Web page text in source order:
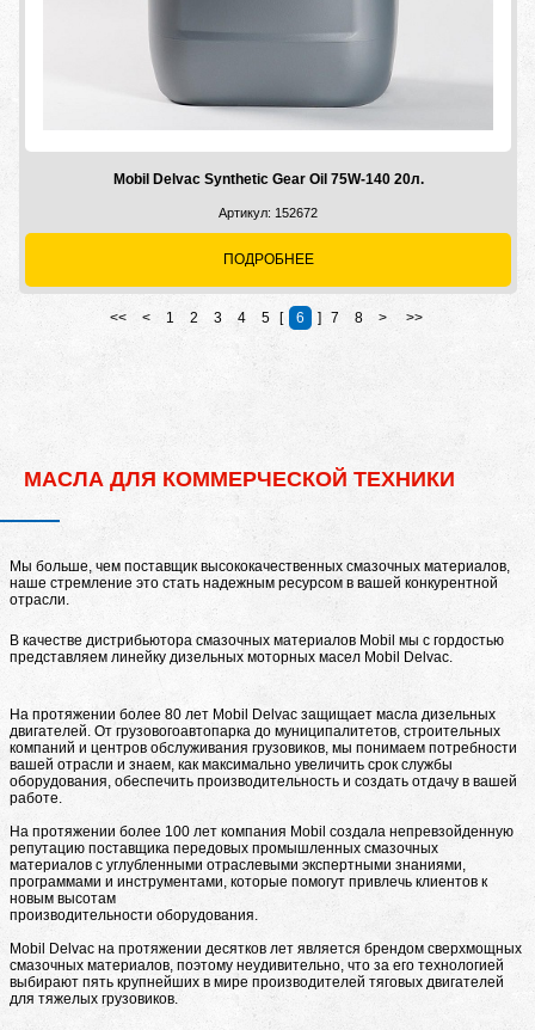
Mobil Delvac Synthetic Gear Oil 75W-140 20л.
Артикул: 152672
ПОДРОБНЕЕ
<< < 1 2 3 4 5 [ 6 ] 7 8 > >>
МАСЛА ДЛЯ КОММЕРЧЕСКОЙ ТЕХНИКИ
Мы больше, чем поставщик высококачественных смазочных материалов,
наше стремление это стать надежным ресурсом в вашей конкурентной
отрасли.
В качестве дистрибьютора смазочных материалов Mobil мы с гордостью
представляем линейку дизельных моторных масел Mobil Delvac.
На протяжении более 80 лет Mobil Delvac защищает масла дизельных
двигателей. От грузовогоавтопарка до муниципалитетов, строительных
компаний и центров обслуживания грузовиков, мы понимаем потребности
вашей отрасли и знаем, как максимально увеличить срок службы
оборудования, обеспечить производительность и создать отдачу в вашей
работе.
На протяжении более 100 лет компания Mobil создала непревзойденную
репутацию поставщика передовых промышленных смазочных
материалов с углубленными отраслевыми экспертными знаниями,
программами и инструментами, которые помогут привлечь клиентов к
новым высотам
производительности оборудования.
Mobil Delvac на протяжении десятков лет является брендом сверхмощных
смазочных материалов, поэтому неудивительно, что за его технологией
выбирают пять крупнейших в мире производителей тяговых двигателей
для тяжелых грузовиков.